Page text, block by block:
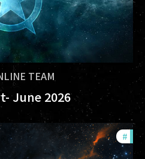
TEAM
June 2026
#